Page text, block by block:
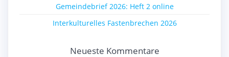
Gemeindebrief 2026: Heft 2 online
Interkulturelles Fastenbrechen 2026
Neueste Kommentare